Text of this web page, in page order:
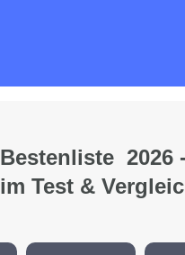
2026
Test &